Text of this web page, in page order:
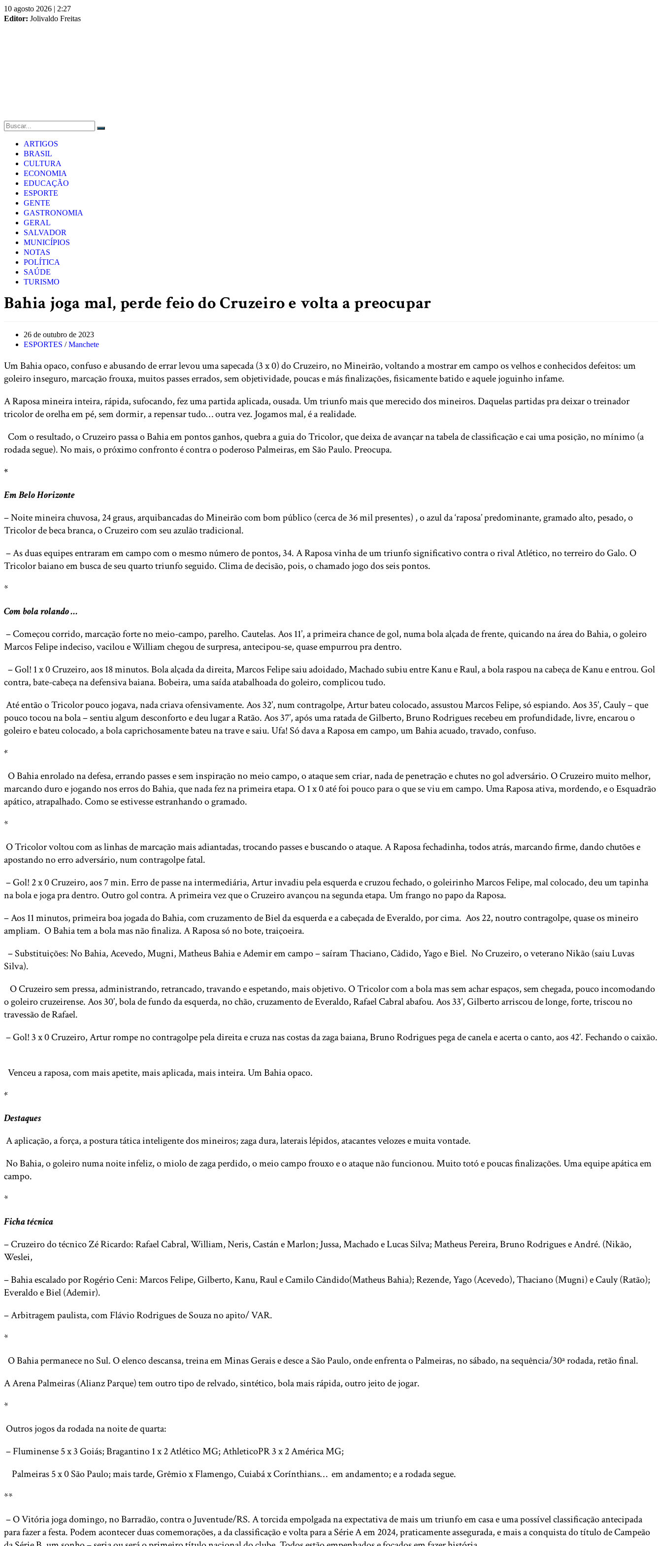
Skip
to
10 agosto 2026 | 2:27
Editor: Jolivaldo Freitas
ARTIGOS
BRASIL
CULTURA
ECONOMIA
EDUCAÇÃO
ESPORTE
GENTE
GASTRONOMIA
GERAL
SALVADOR
MUNICÍPIOS
NOTAS
POLÍTICA
SAÚDE
TURISMO
Bahia joga mal, perde feio do Cruzeiro e volta a preocupar
Post
published:
26 de outubro de 2023
Post
ESPORTES / Manchete
Um Bahia opaco, confuso e abusando de errar levou uma sapecada (3 x 0) do Cruzeiro, no Mineirão, voltando a mostrar em campo os velhos e conhecidos defeitos: um
goleiro inseguro, marcação frouxa, muitos passes errados, sem objetividade, poucas e más finalizações, fisicamente batido e aquele joguinho infame.
A Raposa mineira inteira, rápida, sufocando, fez uma partida aplicada, ousada. Um triunfo mais que merecido dos mineiros. Daquelas partidas pra deixar o treinador
tricolor de orelha em pé, sem dormir, a repensar tudo… outra vez. Jogamos mal, é a realidade.
Com o resultado, o Cruzeiro passa o Bahia em pontos ganhos, quebra a guia do Tricolor, que deixa de avançar na tabela de classificação e cai uma posição, no mínimo (a
rodada segue). No mais, o próximo confronto é contra o poderoso Palmeiras, em São Paulo. Preocupa.
*
Em Belo Horizonte
– Noite mineira chuvosa, 24 graus, arquibancadas do Mineirão com bom público (cerca de 36 mil presentes) , o azul da ‘raposa’ predominante, gramado alto, pesado, o
Tricolor de beca branca, o Cruzeiro com seu azulão tradicional.
– As duas equipes entraram em campo com o mesmo número de pontos, 34. A Raposa vinha de um triunfo significativo contra o rival Atlético, no terreiro do Galo. O
Tricolor baiano em busca de seu quarto triunfo seguido. Clima de decisão, pois, o chamado jogo dos seis pontos.
*
Com bola rolando …
– Começou corrido, marcação forte no meio-campo, parelho. Cautelas. Aos 11’, a primeira chance de gol, numa bola alçada de frente, quicando na área do Bahia, o goleiro
Marcos Felipe indeciso, vacilou e William chegou de surpresa, antecipou-se, quase empurrou pra dentro.
– Gol! 1 x 0 Cruzeiro, aos 18 minutos. Bola alçada da direita, Marcos Felipe saiu adoidado, Machado subiu entre Kanu e Raul, a bola raspou na cabeça de Kanu e entrou. Gol
contra, bate-cabeça na defensiva baiana. Bobeira, uma saída atabalhoada do goleiro, complicou tudo.
Até então o Tricolor pouco jogava, nada criava ofensivamente. Aos 32’, num contragolpe, Artur bateu colocado, assustou Marcos Felipe, só espiando. Aos 35’, Cauly – que
pouco tocou na bola – sentiu algum desconforto e deu lugar a Ratão. Aos 37’, após uma ratada de Gilberto, Bruno Rodrigues recebeu em profundidade, livre, encarou o
goleiro e bateu colocado, a bola caprichosamente bateu na trave e saiu. Ufa! Só dava a Raposa em campo, um Bahia acuado, travado, confuso.
*
O Bahia enrolado na defesa, errando passes e sem inspiração no meio campo, o ataque sem criar, nada de penetração e chutes no gol adversário. O Cruzeiro muito melhor,
marcando duro e jogando nos erros do Bahia, que nada fez na primeira etapa. O 1 x 0 até foi pouco para o que se viu em campo. Uma Raposa ativa, mordendo, e o Esquadrão
apático, atrapalhado. Como se estivesse estranhando o gramado.
*
O Tricolor voltou com as linhas de marcação mais adiantadas, trocando passes e buscando o ataque. A Raposa fechadinha, todos atrás, marcando firme, dando chutões e
apostando no erro adversário, num contragolpe fatal.
– Gol! 2 x 0 Cruzeiro, aos 7 min. Erro de passe na intermediária, Artur invadiu pela esquerda e cruzou fechado, o goleirinho Marcos Felipe, mal colocado, deu um tapinha
na bola e joga pra dentro. Outro gol contra. A primeira vez que o Cruzeiro avançou na segunda etapa. Um frango no papo da Raposa.
– Aos 11 minutos, primeira boa jogada do Bahia, com cruzamento de Biel da esquerda e a cabeçada de Everaldo, por cima. Aos 22, noutro contragolpe, quase os mineiro
ampliam. O Bahia tem a bola mas não finaliza. A Raposa só no bote, traiçoeira.
– Substituições: No Bahia, Acevedo, Mugni, Matheus Bahia e Ademir em campo – saíram Thaciano, Câdido, Yago e Biel. No Cruzeiro, o veterano Nikão (saiu Luvas
Silva).
O Cruzeiro sem pressa, administrando, retrancado, travando e espetando, mais objetivo. O Tricolor com a bola mas sem achar espaços, sem chegada, pouco incomodando
o goleiro cruzeirense. Aos 30’, bola de fundo da esquerda, no chão, cruzamento de Everaldo, Rafael Cabral abafou. Aos 33’, Gilberto arriscou de longe, forte, triscou no
travessão de Rafael.
– Gol! 3 x 0 Cruzeiro, Artur rompe no contragolpe pela direita e cruza nas costas da zaga baiana, Bruno Rodrigues pega de canela e acerta o canto, aos 42’. Fechando o caixão.
Venceu a raposa, com mais apetite, mais aplicada, mais inteira. Um Bahia opaco.
*
Destaques
A aplicação, a força, a postura tática inteligente dos mineiros; zaga dura, laterais lépidos, atacantes velozes e muita vontade.
No Bahia, o goleiro numa noite infeliz, o miolo de zaga perdido, o meio campo frouxo e o ataque não funcionou. Muito totó e poucas finalizações. Uma equipe apática em
campo.
*
Ficha técnica
– Cruzeiro do técnico Zé Ricardo: Rafael Cabral, William, Neris, Castán e Marlon; Jussa, Machado e Lucas Silva; Matheus Pereira, Bruno Rodrigues e André. (Nikão,
Weslei,
– Bahia escalado por Rogério Ceni: Marcos Felipe, Gilberto, Kanu, Raul e Camilo Cândido(Matheus Bahia); Rezende, Yago (Acevedo), Thaciano (Mugni) e Cauly (Ratão);
Everaldo e Biel (Ademir).
– Arbitragem paulista, com Flávio Rodrigues de Souza no apito/ VAR.
*
O Bahia permanece no Sul. O elenco descansa, treina em Minas Gerais e desce a São Paulo, onde enfrenta o Palmeiras, no sábado, na sequência/30ª rodada, retão final.
A Arena Palmeiras (Alianz Parque) tem outro tipo de relvado, sintético, bola mais rápida, outro jeito de jogar.
*
Outros jogos da rodada na noite de quarta:
– Fluminense 5 x 3 Goiás; Bragantino 1 x 2 Atlético MG; AthleticoPR 3 x 2 América MG;
Palmeiras 5 x 0 São Paulo; mais tarde, Grêmio x Flamengo, Cuiabá x Corínthians… em andamento; e a rodada segue.
**
– O Vitória joga domingo, no Barradão, contra o Juventude/RS. A torcida empolgada na expectativa de mais um triunfo em casa e uma possível classificação antecipada
para fazer a festa. Podem acontecer duas comemorações, a da classificação e volta para a Série A em 2024, praticamente assegurada, e mais a conquista do título de Campeão